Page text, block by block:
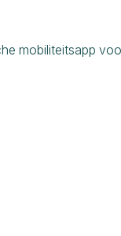
mobiliteitsapp